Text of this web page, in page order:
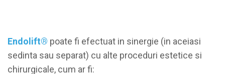
Endolift® poate fi efectuat in sinergie (in aceiasi
sedinta sau separat) cu alte proceduri estetice si
chirurgicale, cum ar fi: